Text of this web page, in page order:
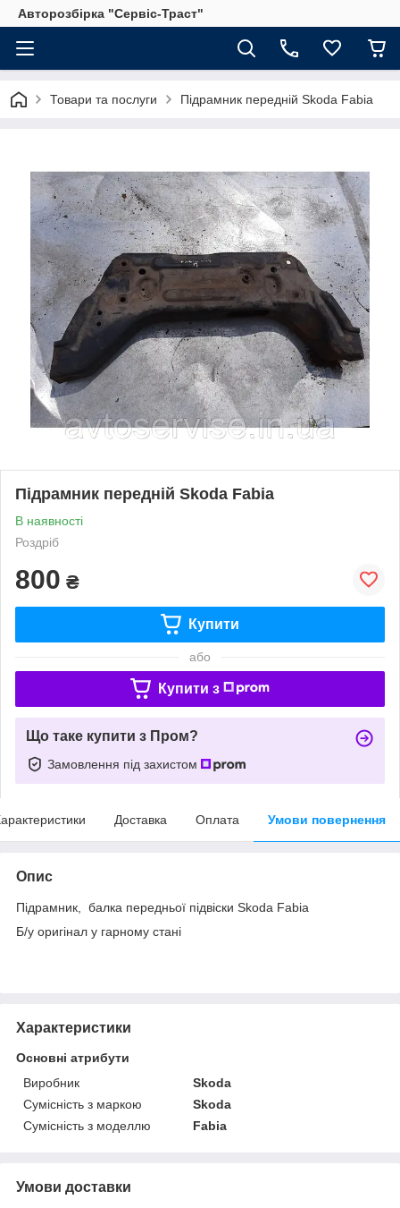
Авторозбірка "Сервіс-Траст"
Товари та послуги Підрамник передній Skoda Fabia
Підрамник передній Skoda Fabia
В наявності
Роздріб
800 ₴
Купити
або
Купити з
Що таке купити з Пром?
Замовлення під захистом
Доставка Оплата Умови повернення
Опис
Підрамник, балка передньої підвіски Skoda Fabia
Б/у оригінал у гарному стані
Характеристики
Основні атрибути
Виробник
Skoda
Сумісність з маркою
Skoda
Сумісність з моделлю
Fabia
Умови доставки